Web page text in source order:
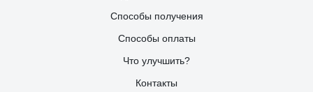
Способы получения
Способы оплаты
Что улучшить?
Контакты